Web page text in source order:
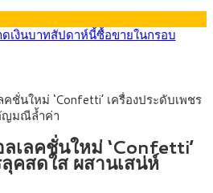
ดเงินบาทสัปดาห์นี้ซื้อขายในกรอบ
งสร้างเศรษฐกิจ ดันไทยโตเต็ม
ตือนผู้ปกครองเฝ้าระวัง หลังยึดล็อต
34.00 มองเฟดคงดอกเบี้ย
วหลักการ ร่าง พ.ร.ฎ. เปิดทาง รฟม.เดิน
12.54 กม. เชื่อมเมืองหาดใหญ่
แบกรับผู้ป่วยบัตรทอง 87% แต่ได้งบ
อทบทวนจัดสรรงบให้สอดคล้องภาระ
ชั่นใหม่ ‘Confetti’ เครื่องประดับเพชร
ญมณีล้ำค่า
เลคชั่นใหม่ ‘Confetti’
คสดใส ผสานเสน่ห์